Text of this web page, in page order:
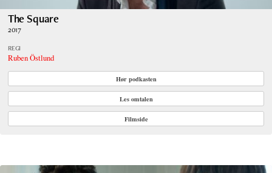
The Square
2017
REGI
Ruben Östlund
Hør podkasten
Les omtalen
Filmside